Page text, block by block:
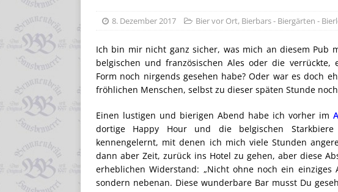
8. Dezember 2017 Bier vor Ort, Bierbars - Biergärten -
Ich bin mir nicht ganz sicher, was mich an diesem Pub
belgischen und französischen Ales oder die
Form noch nirgends gesehen habe? Oder war es doch
fröhlichen Menschen, selbst zu dieser späten Stunde
Einen lustigen und bierigen Abend habe ich vorher im
dortige Happy Hour und die belgischen
kennengelernt, mit denen ich mich viele Stunden
dann aber Zeit, zurück ins Hotel zu gehen, aber diese
erheblichen Widerstand: „Nicht ohne noch ein einziges
sondern nebenan. Diese wunderbare Bar musst Du